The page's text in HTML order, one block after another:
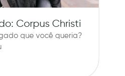
Corpus Christi
que você queria?